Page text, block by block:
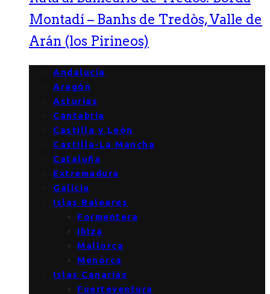
Montadí – Banhs de Tredòs, Valle de
Arán (los Pirineos)
Andalucía
Aragón
Asturias
Cantabria
Castilla y León
Castilla-La Mancha
Cataluña
Extremadura
Galicia
Islas Baleares
Formentera
Ibiza
Mallorca
Menorca
Islas Canarias
Fuerteventura